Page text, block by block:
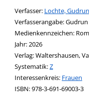
Verfasser: Suche nach
Lochte,
Verfasserangabe:
Medienkennzeichen:
Jahr:2026
Verlag:Waltershausen,
opens in new tab
Diesen Link in neuem Tab
Systematik:Suche nach
Z
Interessenkreis: Suche
Frauen
ISBN:978-3-691-69003-3